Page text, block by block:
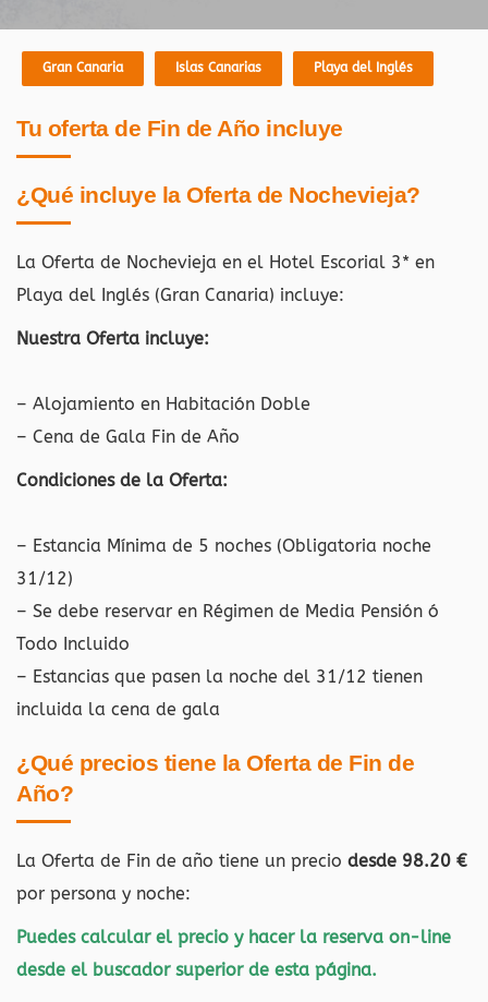
Gran Canaria Islas Canarias Playa del Inglés
Tu oferta de Fin de Año incluye
¿Qué incluye la Oferta de Nochevieja?
La Oferta de Nochevieja en el Hotel Escorial 3* en
Playa del Inglés (Gran Canaria) incluye:
Nuestra Oferta incluye:
– Alojamiento en Habitación Doble
– Cena de Gala Fin de Año
Condiciones de la Oferta:
– Estancia Mínima de 5 noches (Obligatoria noche
31/12)
– Se debe reservar en Régimen de Media Pensión ó
Todo Incluido
– Estancias que pasen la noche del 31/12 tienen
incluida la cena de gala
¿Qué precios tiene la Oferta de Fin de
Año?
La Oferta de Fin de año tiene un precio desde 98.20 €
por persona y noche:
Puedes calcular el precio y hacer la reserva on-line
desde el buscador superior de esta página.